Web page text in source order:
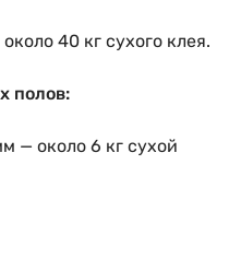
40 кг сухого клея.
полов:
— около 6 кг сухой